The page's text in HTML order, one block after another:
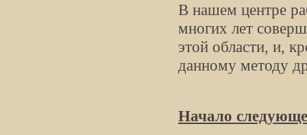
В нашем центре
многих лет
этой области, и,
данному методу
Начало